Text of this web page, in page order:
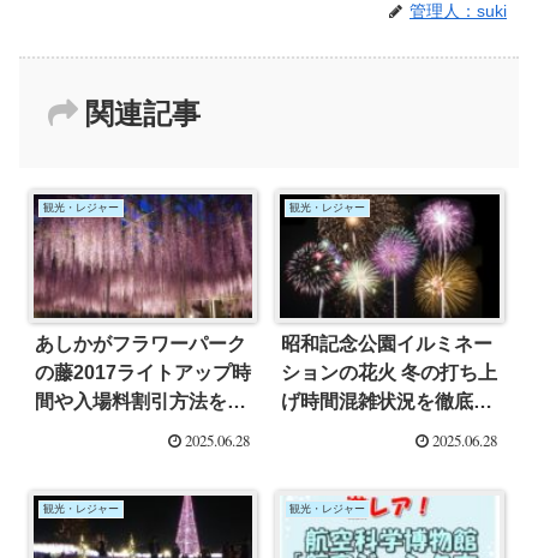
管理人：suki
関連記事
観光・レジャー
あしかがフラワーパーク
の藤2017ライトアップ時
間や入場料割引方法をご
2025.06.28
観光・レジャー
昭和記念公園イルミネー
ションの花火 冬の打ち上
げ時間混雑状況を徹底解
2025.06.28
観光・レジャー 観光・レジャー